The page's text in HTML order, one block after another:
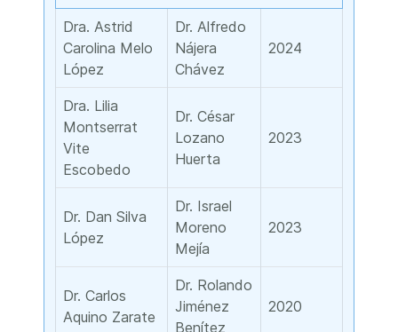
Dra. Astrid
Carolina Melo
López
Dr. Alfredo
Nájera
Chávez
2024
Dra. Lilia
Montserrat
Vite
Escobedo
Dr. César
Lozano
Huerta
2023
Dr. Dan Silva
López
Dr. Israel
Moreno
Mejía
2023
Dr. Carlos
Aquino Zarate
Dr. Rolando
Jiménez
Benítez
2020